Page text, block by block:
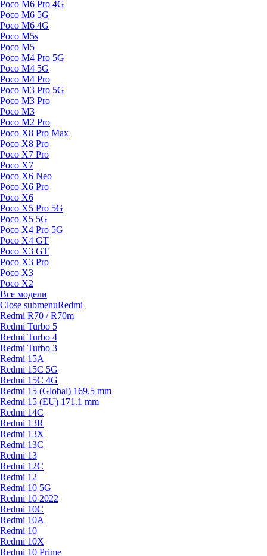
Poco M6 Pro 4G
Poco M6 5G
Poco M6 4G
Poco M5s
Poco M5
Poco M4 Pro 5G
Poco M4 5G
Poco M4 Pro
Poco M3 Pro 5G
Poco M3 Pro
Poco M3
Poco M2 Pro
Poco X8 Pro Max
Poco X8 Pro
Poco X7 Pro
Poco X7
Poco X6 Neo
Poco X6 Pro
Poco X6
Poco X5 Pro 5G
Poco X5 5G
Poco X4 Pro 5G
Poco X4 GT
Poco X3 GT
Poco X3 Pro
Poco X3
Poco X2
Все модели
Close submenuRedmi
Redmi R70 / R70m
Redmi Turbo 5
Redmi Turbo 4
Redmi Turbo 3
Redmi 15A
Redmi 15C 5G
Redmi 15C 4G
Redmi 15 (Global) 169.5 mm
Redmi 15 (EU) 171.1 mm
Redmi 14C
Redmi 13R
Redmi 13X
Redmi 13C
Redmi 13
Redmi 12C
Redmi 12
Redmi 10 5G
Redmi 10 2022
Redmi 10C
Redmi 10A
Redmi 10
Redmi 10X
Redmi 10 Prime